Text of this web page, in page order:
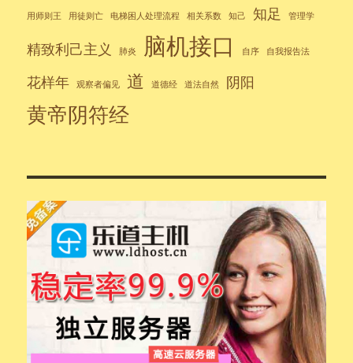
用师则王 用徒则亡 电梯困人处理流程 相关系数 知己 知足 管理学
精致利己主义 肺炎 脑机接口 自序 自我报告法
花样年 观察者偏见 道 道德经 道法自然 阴阳
黄帝阴符经